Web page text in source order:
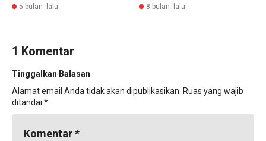
5 bulan lalu 8 bulan lalu
1 Komentar
Tinggalkan Balasan
Alamat email Anda tidak akan dipublikasikan. Ruas yang wajib
ditandai *
Komentar*